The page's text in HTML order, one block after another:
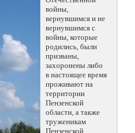
войны,
вернувшимся и не
вернувшимся с
войны, которые
родились, были
призваны,
захоронены либо
в настоящее время
проживают на
территории
Пензенской
области, а также
труженикам
Пензенской